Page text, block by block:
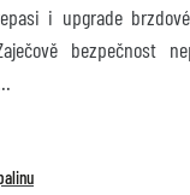
i upgrade
bezpečnost